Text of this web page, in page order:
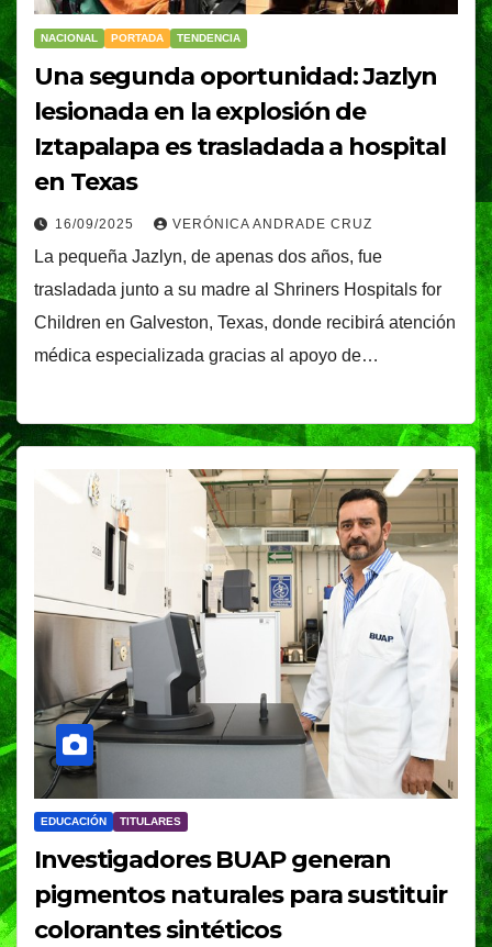
NACIONAL PORTADA TENDENCIA
Una segunda oportunidad: Jazlyn
lesionada en la explosión de
Iztapalapa es trasladada a hospital
en Texas
16/09/2025 VERÓNICA ANDRADE CRUZ
La pequeña Jazlyn, de apenas dos años, fue
trasladada junto a su madre al Shriners Hospitals for
Children en Galveston, Texas, donde recibirá atención
médica especializada gracias al apoyo de…
EDUCACIÓN TITULARES
Investigadores BUAP generan
pigmentos naturales para sustituir
colorantes sintéticos